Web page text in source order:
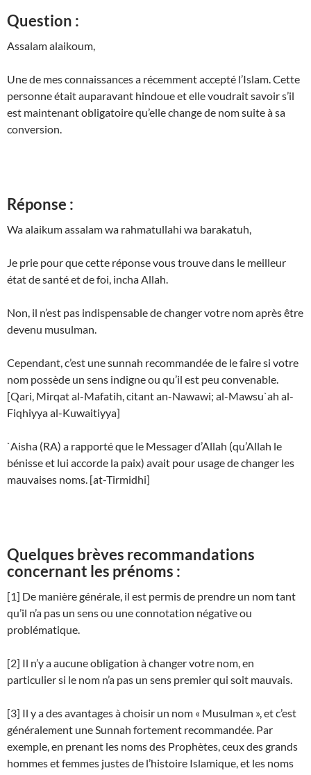
Question :
Assalam alaikoum,
Une de mes connaissances a récemment accepté l’Islam. Cette
personne était auparavant hindoue et elle voudrait savoir s’il
est maintenant obligatoire qu’elle change de nom suite à sa
conversion.
Réponse :
Wa alaikum assalam wa rahmatullahi wa barakatuh,
Je prie pour que cette réponse vous trouve dans le meilleur
état de santé et de foi, incha Allah.
Non, il n’est pas indispensable de changer votre nom après être
devenu musulman.
Cependant, c’est une sunnah recommandée de le faire si votre
nom possède un sens indigne ou qu’il est peu convenable.
[Qari, Mirqat al-Mafatih, citant an-Nawawi; al-Mawsu`ah al-
Fiqhiyya al-Kuwaitiyya]
`Aisha (RA) a rapporté que le Messager d’Allah (qu’Allah le
bénisse et lui accorde la paix) avait pour usage de changer les
mauvaises noms. [at-Tirmidhi]
Quelques brèves recommandations
concernant les prénoms :
[1] De manière générale, il est permis de prendre un nom tant
qu’il n’a pas un sens ou une connotation négative ou
problématique.
[2] Il n’y a aucune obligation à changer votre nom, en
particulier si le nom n’a pas un sens premier qui soit mauvais.
[3] Il y a des avantages à choisir un nom « Musulman », et c’est
généralement une Sunnah fortement recommandée. Par
exemple, en prenant les noms des Prophètes, ceux des grands
hommes et femmes justes de l’histoire Islamique, et les noms